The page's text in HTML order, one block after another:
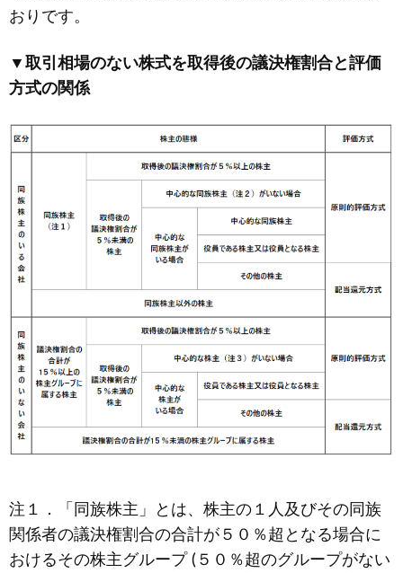
おりです。
▼取引相場のない株式を取得後の議決権割合と評価
方式の関係
注１．「同族株主」とは、株主の１人及びその同族
関係者の議決権割合の合計が５０％超となる場合に
おけるその株主グループ (５０％超のグループがない